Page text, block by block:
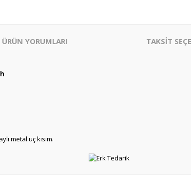
ÜRÜN YORUMLARI TAKSİT
metal uç kısım.